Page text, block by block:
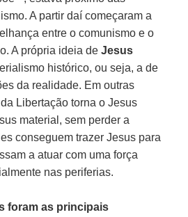
A partir daí começaram a
entre o comunismo e o
A própria ideia deJesus
histórico, ou seja, a de
da realidade. Em outras
Libertação torna o Jesus
material, sem perder a
conseguem trazer Jesus para
a atuar com uma força
nas periferias.
foram as principais